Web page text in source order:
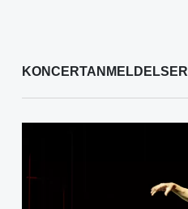
KONCERTANMELDELSER